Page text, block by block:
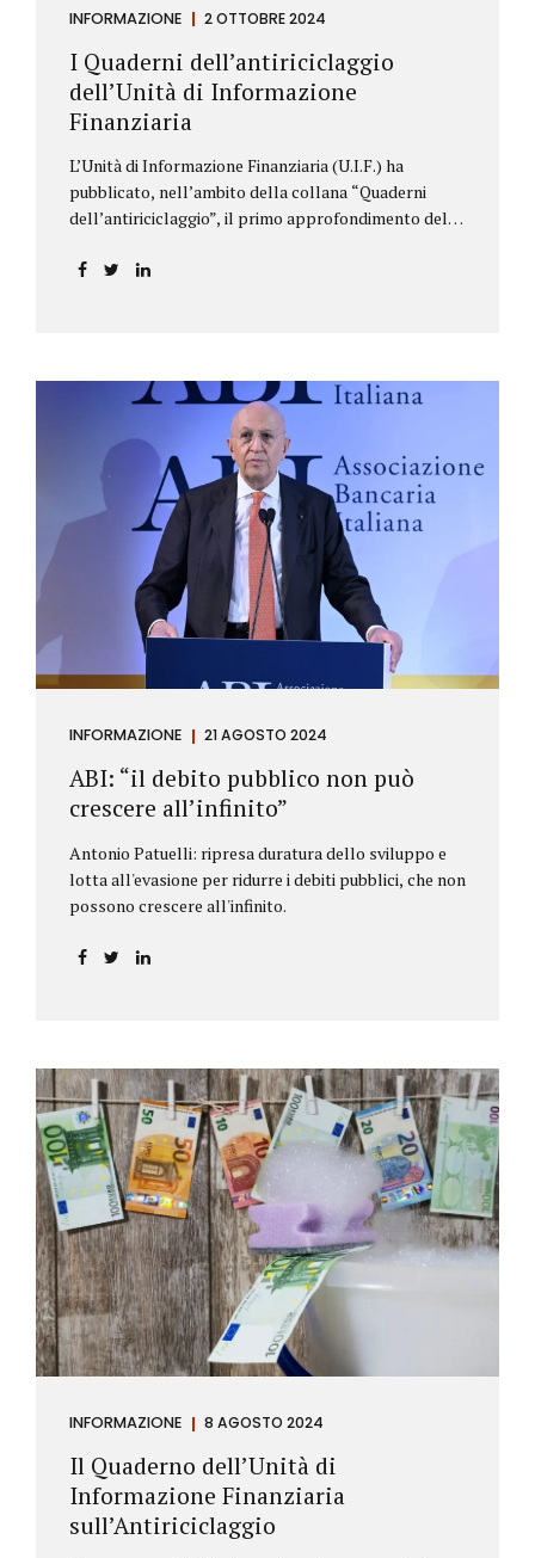
INFORMAZIONE 2 OTTOBRE 2024
I Quaderni dell’antiriciclaggio
dell’Unità di Informazione
Finanziaria
L’Unità di Informazione Finanziaria (U.I.F.) ha
pubblicato, nell’ambito della collana “Quaderni
dell’antiriciclaggio”, il primo approfondimento del
aggiornamenti della normativa e della
riguardano le novità nella disciplina internazionale e
nazionale, e forniscono informazioni su
eventuali consultazioni pubbliche e su pronunce di
particolare rilevanza emesse nell’esercizio
dell’attività giurisdizionale. In questo numero
l’approfondimento è dedicato, in particolare: alla
recente normativa della UE sugli obblighi
antiriciclaggio (c.d. AML Package), tra cui il
Regolamento Antiriciclaggio e la Direttiva AML;
all’AMLA, ovvero alla nuova Autorità europea che
INFORMAZIONE 21 AGOSTO 2024
ABI: “il debito pubblico non può
crescere all’infinito”
Antonio Patuelli: ripresa duratura dello sviluppo e
lotta all'evasione per ridurre i debiti pubblici, che non
possono crescere all'infinito.
INFORMAZIONE 8 AGOSTO 2024
Il Quaderno dell’Unità di
Informazione Finanziaria
sull’Antiriciclaggio